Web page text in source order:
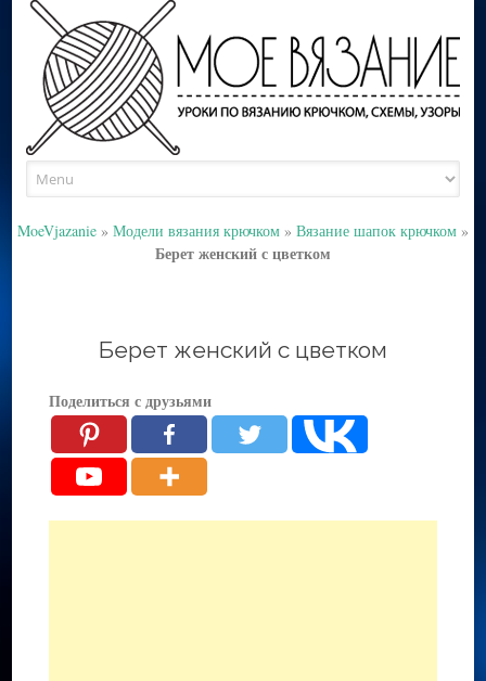
to
MoeVjazanie » Модели вязания крючком » Вязание шапок крючком »
Берет женский с цветком
Берет женский с цветком
Поделиться с друзьями